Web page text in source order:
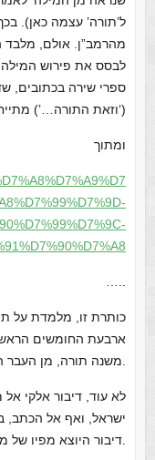
ל’תורה’ עצמה כאן).
מהרמב”ן. אולם, מלבד
לבסס את פירוש המילה
ספרי שירה בכתובים,
(‘וזאת התורה…’)
ומתוך
כותרת זו, מלמדת על
ארבעת החומשים
לא עוד, דיבור אלקי
ישראל, ואף אל הכתב,